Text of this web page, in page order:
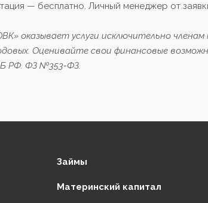
— бесплатно. Личный менеджер от
оказывает услуги исключительно
Оценивайте свои финансовые
РФ. ФЗ №353-ФЗ.
Займы
Материнский капитал